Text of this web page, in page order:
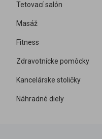
Tetovací salón
Masáž
Fitness
Zdravotnícke pomôcky
Kancelárske stoličky
Náhradné diely